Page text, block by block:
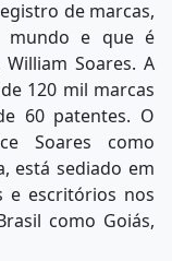
de marcas,
mundo e que é
Soares. A
120 mil marcas
60 patentes. O
Soares como
está sediado em
e escritórios nos
como Goiás,